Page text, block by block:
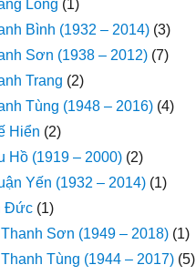
Long (1)
Bình (1932 – 2014) (3)
Sơn (1938 – 2012) (7)
Trang (2)
Tùng (1948 – 2016) (4)
Hiển (2)
Hồ (1919 – 2000) (2)
Yến (1932 – 2014) (1)
Đức (1)
Sơn (1949 – 2018) (1)
Tùng (1944 – 2017) (5)